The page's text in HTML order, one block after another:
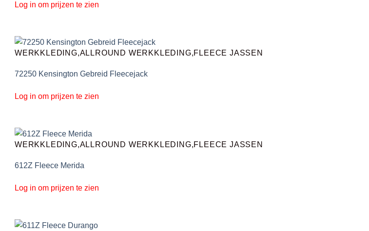
Log in om prijzen te zien
WERKKLEDING,ALLROUND WERKKLEDING,FLEECE JASSEN
72250 Kensington Gebreid Fleecejack
Log in om prijzen te zien
WERKKLEDING,ALLROUND WERKKLEDING,FLEECE JASSEN
612Z Fleece Merida
Log in om prijzen te zien